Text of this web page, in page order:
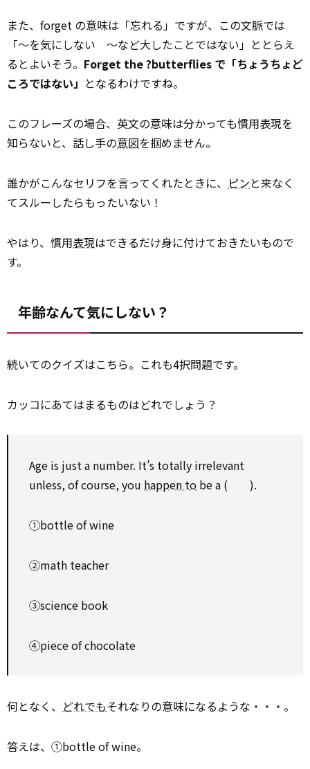
また、forget の意味は「忘れる」ですが、この文脈では
「～を気にしない ～など大したことではない」ととらえ
るとよいそう。 Forget the ?butterflies で「ちょうちょど
ころではない」 となるわけですね。
このフレーズの場合、英文の意味は分かっても慣用表現を
知らないと、話し手の意図を掴めません。
誰かがこんなセリフを言ってくれたときに、 ピンと来なく
てスルーしたらもったいない！
やはり、慣用表現はできるだけ身に付けておきたいもので
す。
年齢なんて気にしない？
続いてのクイズはこちら。これも4択問題です。
カッコにあてはまるものはどれでしょう？
Age is just a number. It’s totally irrelevant
unless, of course, you happen to be a ( ).
①bottle of wine
②math teacher
③science book
④piece of chocolate
何となく、 どれでもそれなりの意味になるような・・・。
答えは、①bottle of wine。